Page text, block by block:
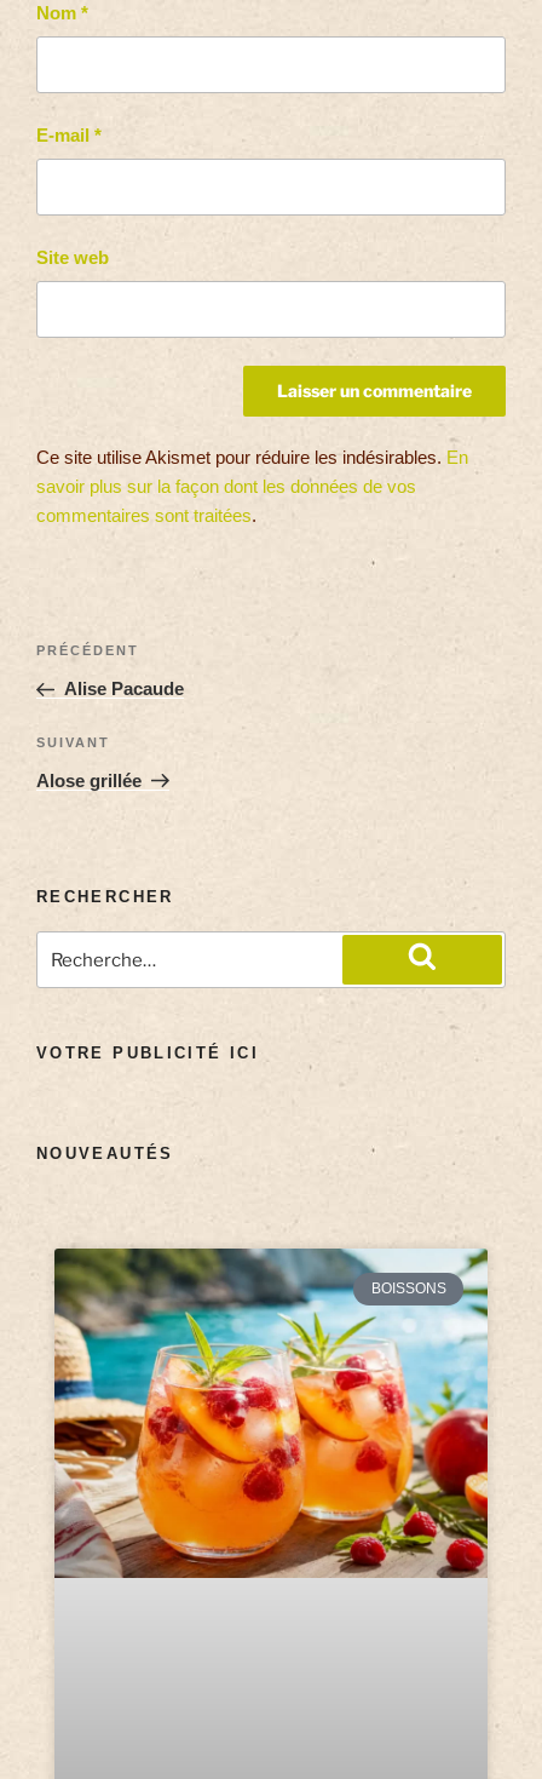
Nom *
E-mail *
Site web
Ce site utilise Akismet pour réduire les indésirables. En
savoir plus sur la façon dont les données de vos
commentaires sont traitées.
PRÉCÉDENT
Alise Pacaude
SUIVANT
Alose grillée
RECHERCHER
VOTRE PUBLICITÉ ICI
NOUVEAUTÉS
BOISSONS